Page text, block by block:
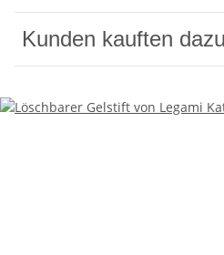
Kunden kauften